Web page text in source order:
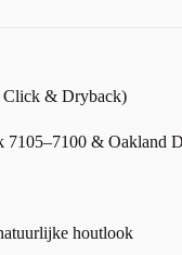
Click & Dryback)
7105–7100 & Oakland
houtlook